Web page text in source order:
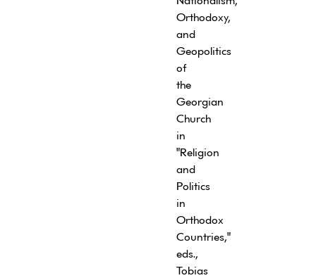
Orthodoxy,
and
Geopolitics
of
the
Georgian
Church
in
"Religion
and
Politics
in
Orthodox
Countries,"
eds.,
Tobias